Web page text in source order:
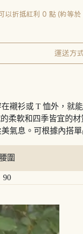
以折抵紅利 0 點 (約等於
運送方
襯衫或 T 恤外，就
柔軟和四季皆宜的材
氣息。可根據內搭
腰圍
90